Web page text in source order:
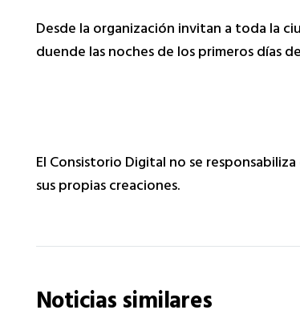
Desde la organización invitan a toda la
duende las noches de los primeros días
El Consistorio Digital no se
sus propias creaciones.
Noticias similares